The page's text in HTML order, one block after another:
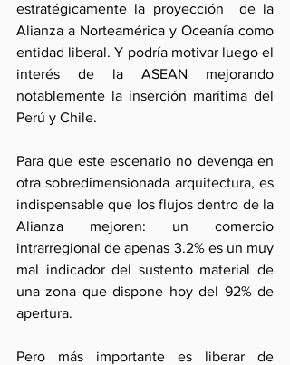
estratégicamente la proyección  de la
Alianza a Norteamérica y Oceanía como
entidad liberal. Y podría motivar luego el
interés de la ASEAN mejorando
notablemente la inserción marítima del
Perú y Chile.
Para que este escenario no devenga en
otra sobredimensionada arquitectura, es
indispensable que los flujos dentro de la
Alianza mejoren: un comercio
intrarregional de apenas 3.2% es un muy
mal indicador del sustento material de
una zona que dispone hoy del 92% de
apertura.
Pero más importante es liberar de